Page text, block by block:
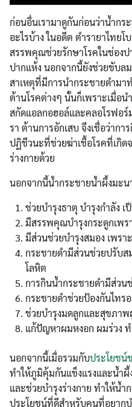
ก่อนอื่นเรามาดูกันก่อนว่าน้ำก
อะไรบ้าง ในอดีต ตำรายาไทยโ
สรรพคุณช่วยรักษาโรคในช่องป
ปากแห้ง นอกจากนี้ยังช่วยขับล
สาเหตุที่มีการนำกระชายดำม
ต้านโรคต่างๆ นั้นก็เพราะเมื่อ
สกัดแอลกอฮอล์และคลอโรฟอ
รา ต้านการอักเสบ จึงเชื่อว่าก
ปฏิชีวนะที่ช่วยฆ่าเชื้อโรคที่เกิด
ร่างกายด้วย
นอกจากนี้น้ำกระชายน้ำผึ้งมะ
ช่วยบำรุงธาตุ บำรุงกำลัง
มีสรรพคุณบำรุงกระดูกเพร
มีส่วนช่วยบำรุงสมอง เพรา
กระชายดำมีส่วนช่วยปรับ
โลหิต
การกินน้ำกระชายดำมีส่วน
กระชายดำช่วยป้องกันไทร
ช่วยบำรุงมดลูกและสุขภา
แก้ปัญหาผมหงอก ผมร่วง ท
นอกจากนี้เมื่อรวมกับประโยชน์
ทำให้ภูมิคุ้มกันแข็งแรงและน้ำ
และช่วยบำรุงร่างกาย ทำให้น้
ประโยชน์ที่ดีสำหรับคนที่อยาก